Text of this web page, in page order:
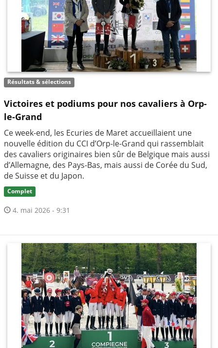
Résultats & sélections
Victoires et podiums pour nos cavaliers à Orp-
le-Grand
Ce week-end, les Ecuries de Maret accueillaient une
nouvelle édition du CCI d’Orp-le-Grand qui rassemblait
des cavaliers originaires bien sûr de Belgique mais aussi
d’Allemagne, des Pays-Bas, mais aussi de Corée du Sud,
de Suisse et du Japon.
Complet
4. mai 2026 - 9:31